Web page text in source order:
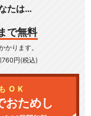
たは…
で無料
ります。
760円(税込)
OK
おためし